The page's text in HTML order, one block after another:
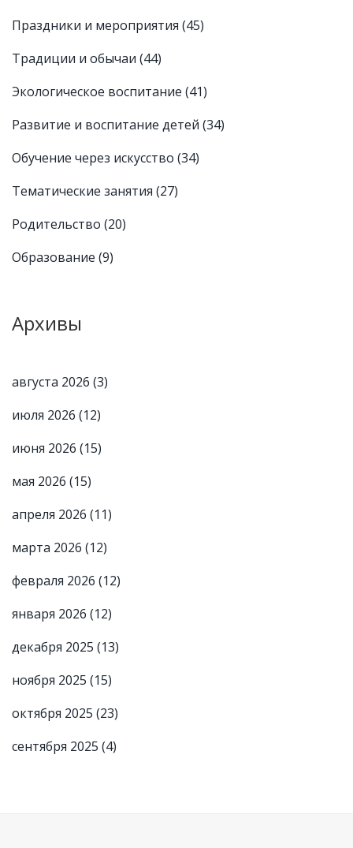
Праздники и мероприятия (45)
Традиции и обычаи (44)
Экологическое воспитание (41)
Развитие и воспитание детей (34)
Обучение через искусство (34)
Тематические занятия (27)
Родительство (20)
Образование (9)
Архивы
августа 2026 (3)
июля 2026 (12)
июня 2026 (15)
мая 2026 (15)
апреля 2026 (11)
марта 2026 (12)
февраля 2026 (12)
января 2026 (12)
декабря 2025 (13)
ноября 2025 (15)
октября 2025 (23)
сентября 2025 (4)